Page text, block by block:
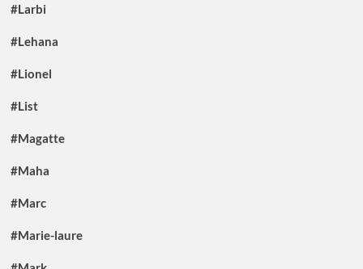
#Larbi
#Lehana
#Lionel
#List
#Magatte
#Maha
#Marc
#Marie-laure